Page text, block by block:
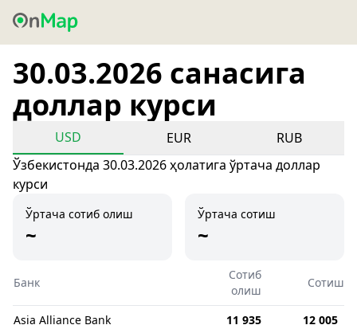
30.03.2026 санасига
доллар курси
USD EUR
RUB
Ўзбекистонда 30.03.2026 ҳолатига ўртача доллар
курси
Ўртача сотиб олиш
~
Ўртача сотиш
~
Банк
Сотиб
олиш
Сотиш
Asia Alliance Bank 11 935
12 005